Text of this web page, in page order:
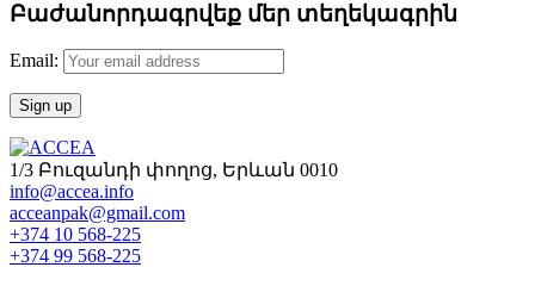
Բաժանորդագրվեք մեր տեղեկագրին
Email:
1/3 Բուզանդի փողոց, Երևան 0010
info@accea.info
acceanpak@gmail.com
+374 10 568-225
+374 99 568-225